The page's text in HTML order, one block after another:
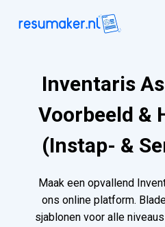
Inventaris
Voorbeeld &
(Instap- &
Maak een opvallend
ons online platform.
sjablonen voor alle